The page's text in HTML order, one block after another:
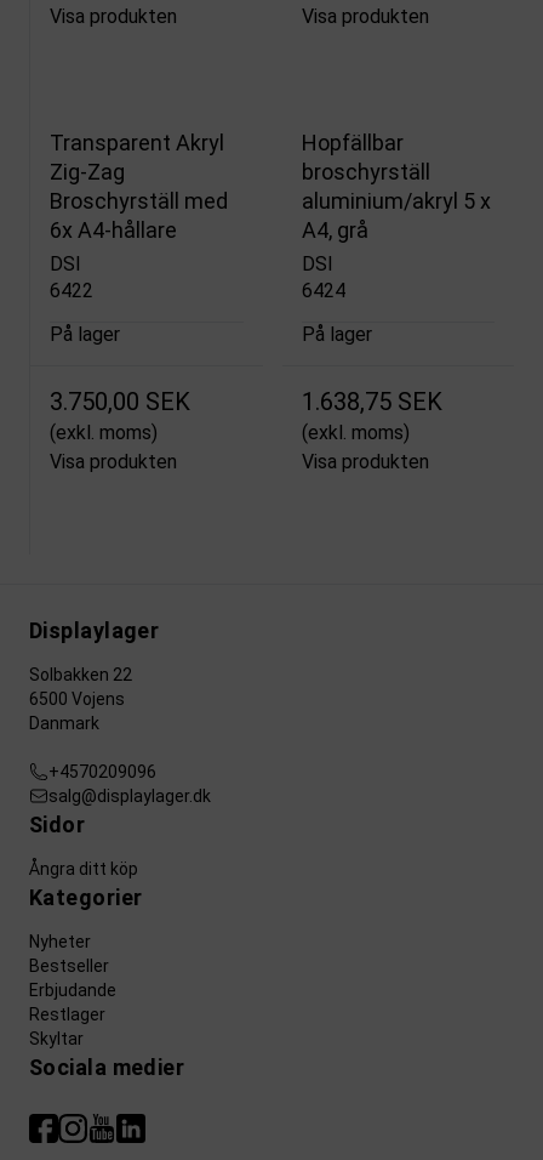
Visa produkten
Visa produkten
Transparent Akryl
Zig-Zag
Broschyrställ med
6x A4-hållare
DSI
6422
På lager
3.750,00 SEK
(exkl. moms)
Visa produkten
Hopfällbar
broschyrställ
aluminium/akryl 5 x
A4, grå
DSI
6424
På lager
1.638,75 SEK
(exkl. moms)
Visa produkten
Displaylager
Solbakken 22
6500 Vojens
Danmark
+4570209096
salg@displaylager.dk
Sidor
Ångra ditt köp
Kategorier
Nyheter
Bestseller
Erbjudande
Restlager
Skyltar
Sociala medier